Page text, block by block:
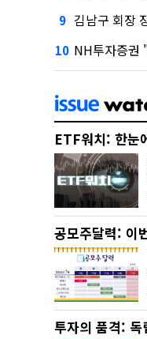
9 김남구 회장 장남
10 NH투자증권 "코스
ETF워치: 한눈
공모주달력: 이
투자의 품격: 독